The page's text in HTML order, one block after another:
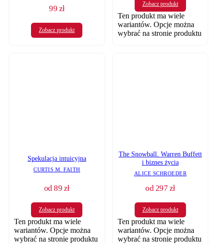
99 zł
Zobacz produkt
Zobacz produkt
Ten produkt ma wiele
wariantów. Opcje można
wybrać na stronie produktu
Spekulacja intuicyjna
CURTIS M. FAITH
od89 zł
Zobacz produkt
Ten produkt ma wiele
wariantów. Opcje można
wybrać na stronie produktu
The Snowball. Warren Buffett
i biznes życia
ALICE SCHROEDER
od297 zł
Zobacz produkt
Ten produkt ma wiele
wariantów. Opcje można
wybrać na stronie produktu